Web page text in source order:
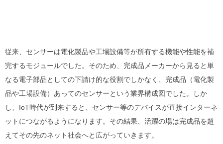
従来、センサーは電化製品や工場設備等が所有する機能や性能を補
完するモジュールでした。そのため、完成品メーカーから見ると単
なる電子部品としての下請け的な役割でしかなく、完成品（電化製
品や工場設備）あってのセンサーという業界構成図でした。しか
し、IoT時代が到来すると、センサー等のデバイスが直接インターネ
ットにつながるようになります。その結果、活躍の場は完成品を超
えてその先のネット社会へと広がっていきます。